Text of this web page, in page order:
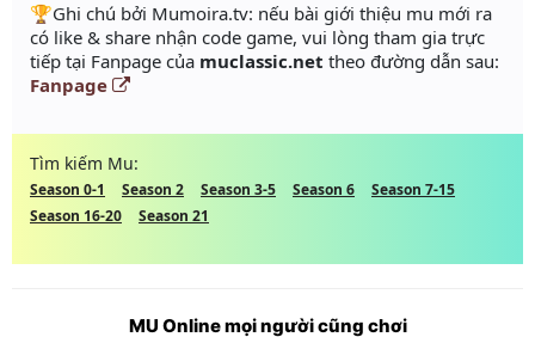
️🏆Ghi chú bởi Mumoira.tv: nếu bài giới thiệu mu mới ra
có like & share nhận code game, vui lòng tham gia trực
tiếp tại Fanpage của muclassic.net theo đường dẫn sau:
Fanpage
Tìm kiếm Mu:
Season 0-1 Season 2 Season 3-5 Season 6
Season 7-15
Season 16-20
Season 21
MU Online mọi người cũng chơi